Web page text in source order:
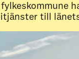
till